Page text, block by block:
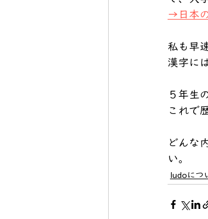
→日本
私も早
漢字に
５年生
これで
どんな
い。
ludoにつ